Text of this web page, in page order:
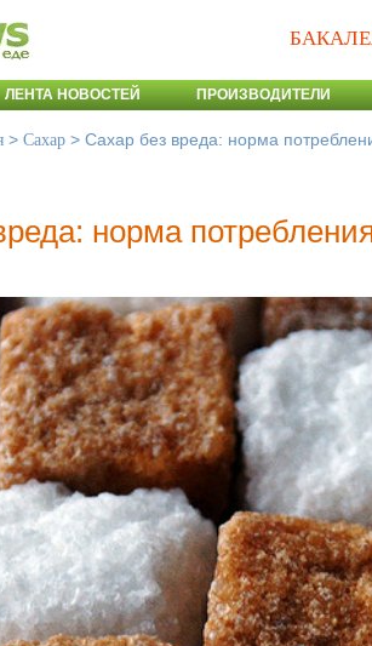
ЛЕНТА НОВОСТЕЙ ПРОИЗВОДИТЕЛИ
> Сахар > Сахар без вреда: норма
норма